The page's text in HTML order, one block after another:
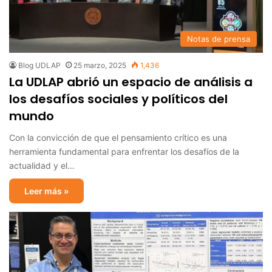
Notas de prensa
Blog UDLAP 25 marzo, 2025 1,436
La UDLAP abrió un espacio de análisis a
los desafíos sociales y políticos del
mundo
Con la convicción de que el pensamiento crítico es una
herramienta fundamental para enfrentar los desafíos de la
actualidad y el…
Leer más »